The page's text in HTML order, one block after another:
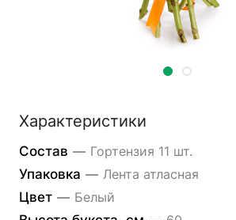
Характеристики
Состав — Гортензия 11 шт.
Упаковка — Лента атласная
Цвет — Белый